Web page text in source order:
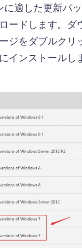
に適した更新パ
ードします。ダ
ジをダブルクリ
インストールし